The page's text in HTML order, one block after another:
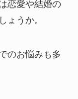
恋愛や結婚の
ょうか。
のお悩みも多